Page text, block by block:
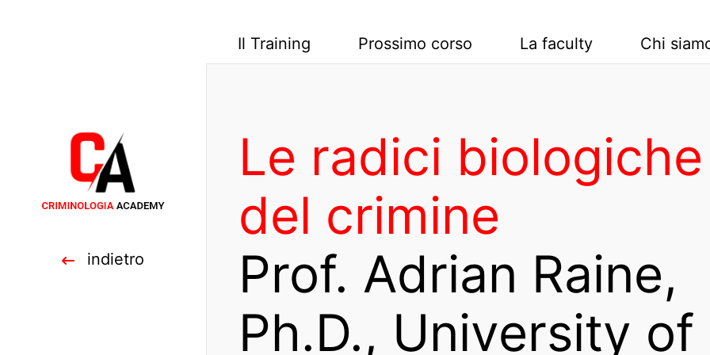
indietro
Il Training Prossimo corso La faculty Chi
Le radici biologiche
del crimine
Prof. Adrian Raine,
Ph.D., University of